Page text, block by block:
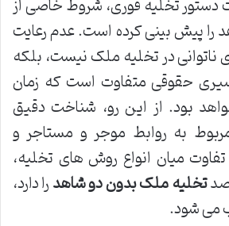
پیش بینی کرده است. عدم رعایت
ناتوانی در تخلیه ملک نیست، بلکه
حقوقی متفاوت است که زمان
بود. از این رو، شناخت دقیق
به روابط موجر و مستاجر و
میان انواع روش های تخلیه،
تخلیه ملک بدون دو شاهدرا دارد،
می شود.